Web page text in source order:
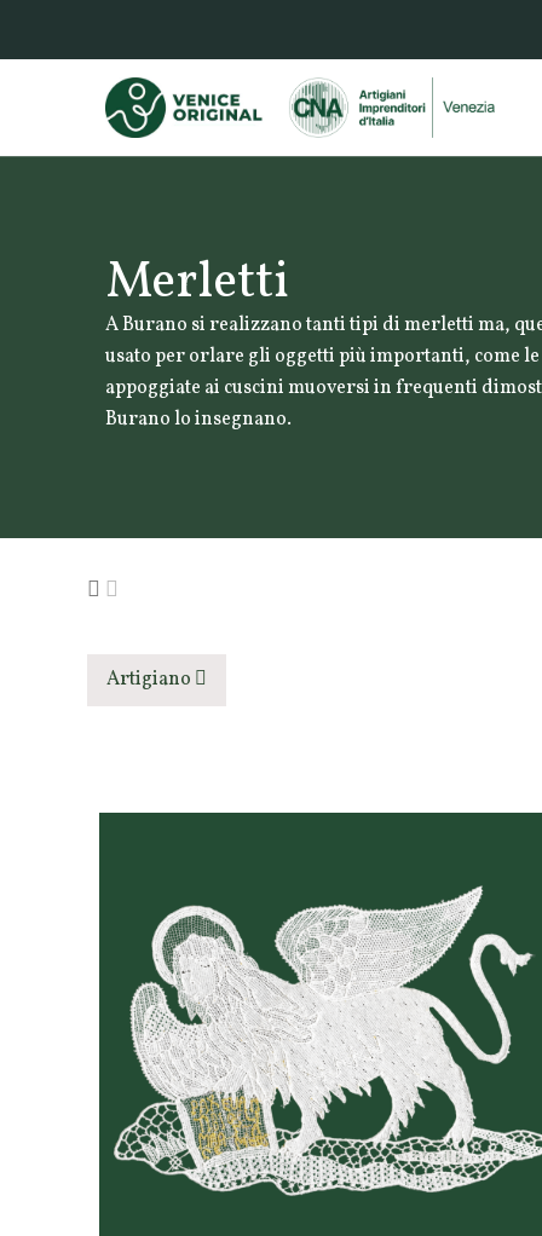
Merletti
A Burano si realizzano tanti tipi di merletti ma,
usato per orlare gli oggetti più importanti, come
appoggiate ai cuscini muoversi in frequenti
Burano lo insegnano.
Artigiano